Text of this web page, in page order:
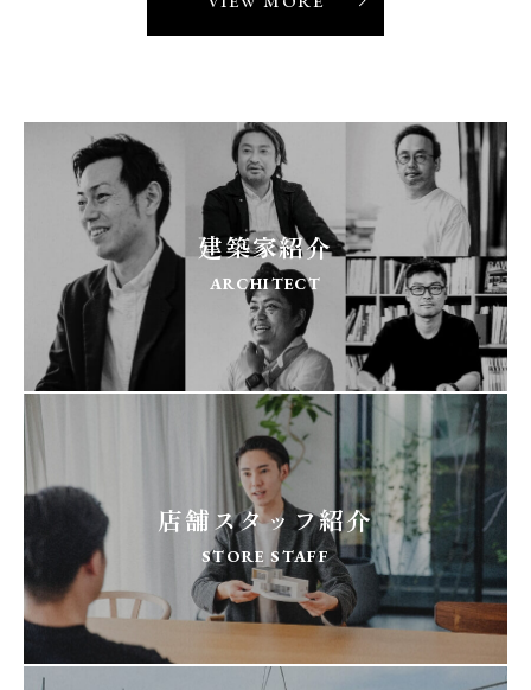
建築家紹介
ARCHITECT
店舗スタッフ紹介
STORE STAFF